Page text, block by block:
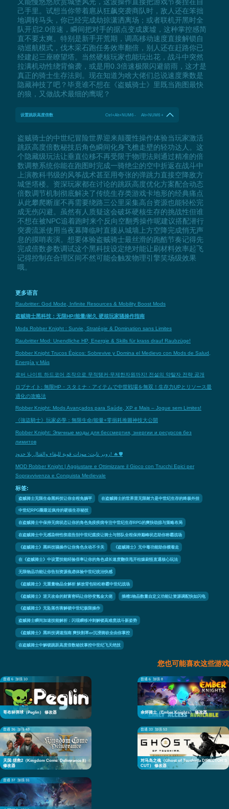
又能慢悠悠欣赏城堡风光，这波操作直接把游戏节奏捏在自
己手里。试想当你带着扈从狂飙突袭商队时，敌人还在笨拙
地调转马头，你已经完成劫掠潇洒离场；或者联机开黑时全
队开启2.0倍速，瞬间把对手的据点变成废墟，这种掌控感简
直不要太爽。特别是新手开荒期，调高移动速度直接解锁自
动巡航模式，伐木采石跑任务效率翻倍，别人还在赶路你已
经建起三座瞭望塔。当然硬核玩家也能玩出花，战斗中突然
拉满机动性绕背偷袭，或是用0.3倍速极限闪避箭雨，这才是
真正的骑士生存法则。现在知道为啥大佬们总说速度乘数是
隐藏神技了吧？毕竟谁不想在《盗贼骑士》里既当跑图最快
的狼，又做战术最细的鹰呢？
设置跳跃高度倍数 Ctrl+Alt+NUM6 - Alt+NUM6 +
盗贼骑士的中世纪冒险世界迎来颠覆性操作体验当玩家激活
跳跃高度倍数秘技后角色瞬间化身飞檐走壁的轻功达人。这
个隐藏级玩法让垂直位移不再受限于物理法则通过精准的倍
数调整系统你能在跑图时完成一骑绝尘的空中折返在战斗中
上演教科书级的风筝战术甚至用夸张的弹跳力直接空降敌方
城堡塔楼。资深玩家都在讨论的跳跃高度优化方案配合动态
倍数调节机制彻底解决了传统生存类游戏卡地形的经典痛点
从此攀爬断崖不再需要绕路三公里采集高台资源也能轻松完
成无伤闪避。虽然有人质疑这会破坏硬核生存的挑战性但谁
不想在被NPC追着跑时来个反向空翻秀操作呢建议搭配潜行
突袭流派使用当夜幕降临时直接从城墙上方空降完成悄无声
息的摸哨表演。想要体验盗贼骑士最丝滑的跑酷节奏记得先
完成倍数参数调试这个黑科技设定绝对能让刷材料效率起飞
记得控制在合理区间不然可能会触发物理引擎笑场级效果
哦。
更多语言
Raubritter: God Mode, Infinite Resources & Mobility Boost Mods
盗贼骑士黑科技：无限HP/能量/耐久 硬核玩家骚操作指南
Mods Robber Knight : Survie, Stratégie & Domination sans Limites
Raubritter Mod: Unendliche HP, Energie & Skills für krass drauf Raubzüge!
Robber Knight Trucos Épicos: Sobrevive y Domina el Medievo con Mods de Salud,
Energía y Más
로버 나이트 하드코어 조작으로 무적탱커·무제한자원까지! 전설의 약탈자 전략 공개
ロブナイト: 無限HP・スタミナ・アイテムで中世戦場を無双！生存力UPとリソース最
適化の攻略法
Robber Knight: Mods Avançados para Saúde, XP e Mais – Jogue sem Limites!
《強盜騎士》玩家必學：無限生命/能量+零損耗推圖神技大公開
Robber Knight: Эпичные моды для бессмертия, энергии и ресурсов без
лимитов
روبر نايت: مودات قوية للبقاء والقتال بلا حدود! 🔥🛡️
MOD Robber Knight | Aggiustare e Ottimizzare il Gioco con Trucchi Epici per
Sopravvivenza e Conquista Medievale
标签:
盗贼骑士无限生命黑科技让你全程免躺平 在盗贼骑士的世界里无限耐力是中世纪生存的终极外挂
中世纪RPG圈最近疯传的硬核生存秘技
在盗贼骑士中保持无病状态让你的角色免疫疾病专注中世纪生存RPG的爽快劫掠与策略布局
在盗贼骑士中无感染特性彻底告别中世纪瘟疫让骑士与部队全程保持巅峰状态助你称霸战场
《盗贼骑士》黑科技骚操作让你角色永动不卡关 《盗贼骑士》无中毒功能助你横着走
在《盗贼骑士》中设置技能经验倍率让你的角色成长速度翻倍甩开枯燥刷怪直通核心玩法
无限物品功能让你告别资源焦虑体验中世纪统治快感
《盗贼骑士》无重量物品全解析 解放背包轻松称霸中世纪战场
《盗贼骑士》逆天改命的财富密码让你秒变氪金大佬 插槽1物品数量自定义功能让资源调配快如闪电
《盗贼骑士》无坠落伤害解锁中世纪极限操作
盗贼骑士瞬间加速技能解析：闪现瞬移冲刺解锁高难度战斗新姿势
《盗贼骑士》黑科技调速指南 爽快割草or沉浸骑砍全由你掌控
在盗贼骑士中解锁跳跃高度倍数秘技掌控中世纪飞天绝技
您也可能喜欢这些游戏
普通 6 加强 10
哥布林弹球（Peglin） 修改器
普通 6 加强 8
余烬骑士（Ember Knights） 修改器
普通 36 加强 48
天国:拯救2（Kingdom Come: Deliverance II）
修改器
普通 33 加强 53
对马岛之魂（Ghost of Tsushima DIRECTOR'S
CUT） 修改器
普通 37 加强 31